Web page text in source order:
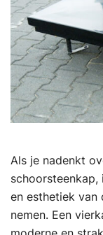
Als je nadenkt
en esthetiek van
nemen. Een